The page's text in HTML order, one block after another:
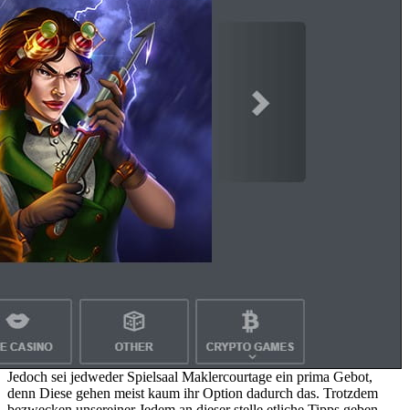
Jedoch sei jedweder Spielsaal Maklercourtage ein prima Gebot,
denn Diese gehen meist kaum ihr Option dadurch das. Trotzdem